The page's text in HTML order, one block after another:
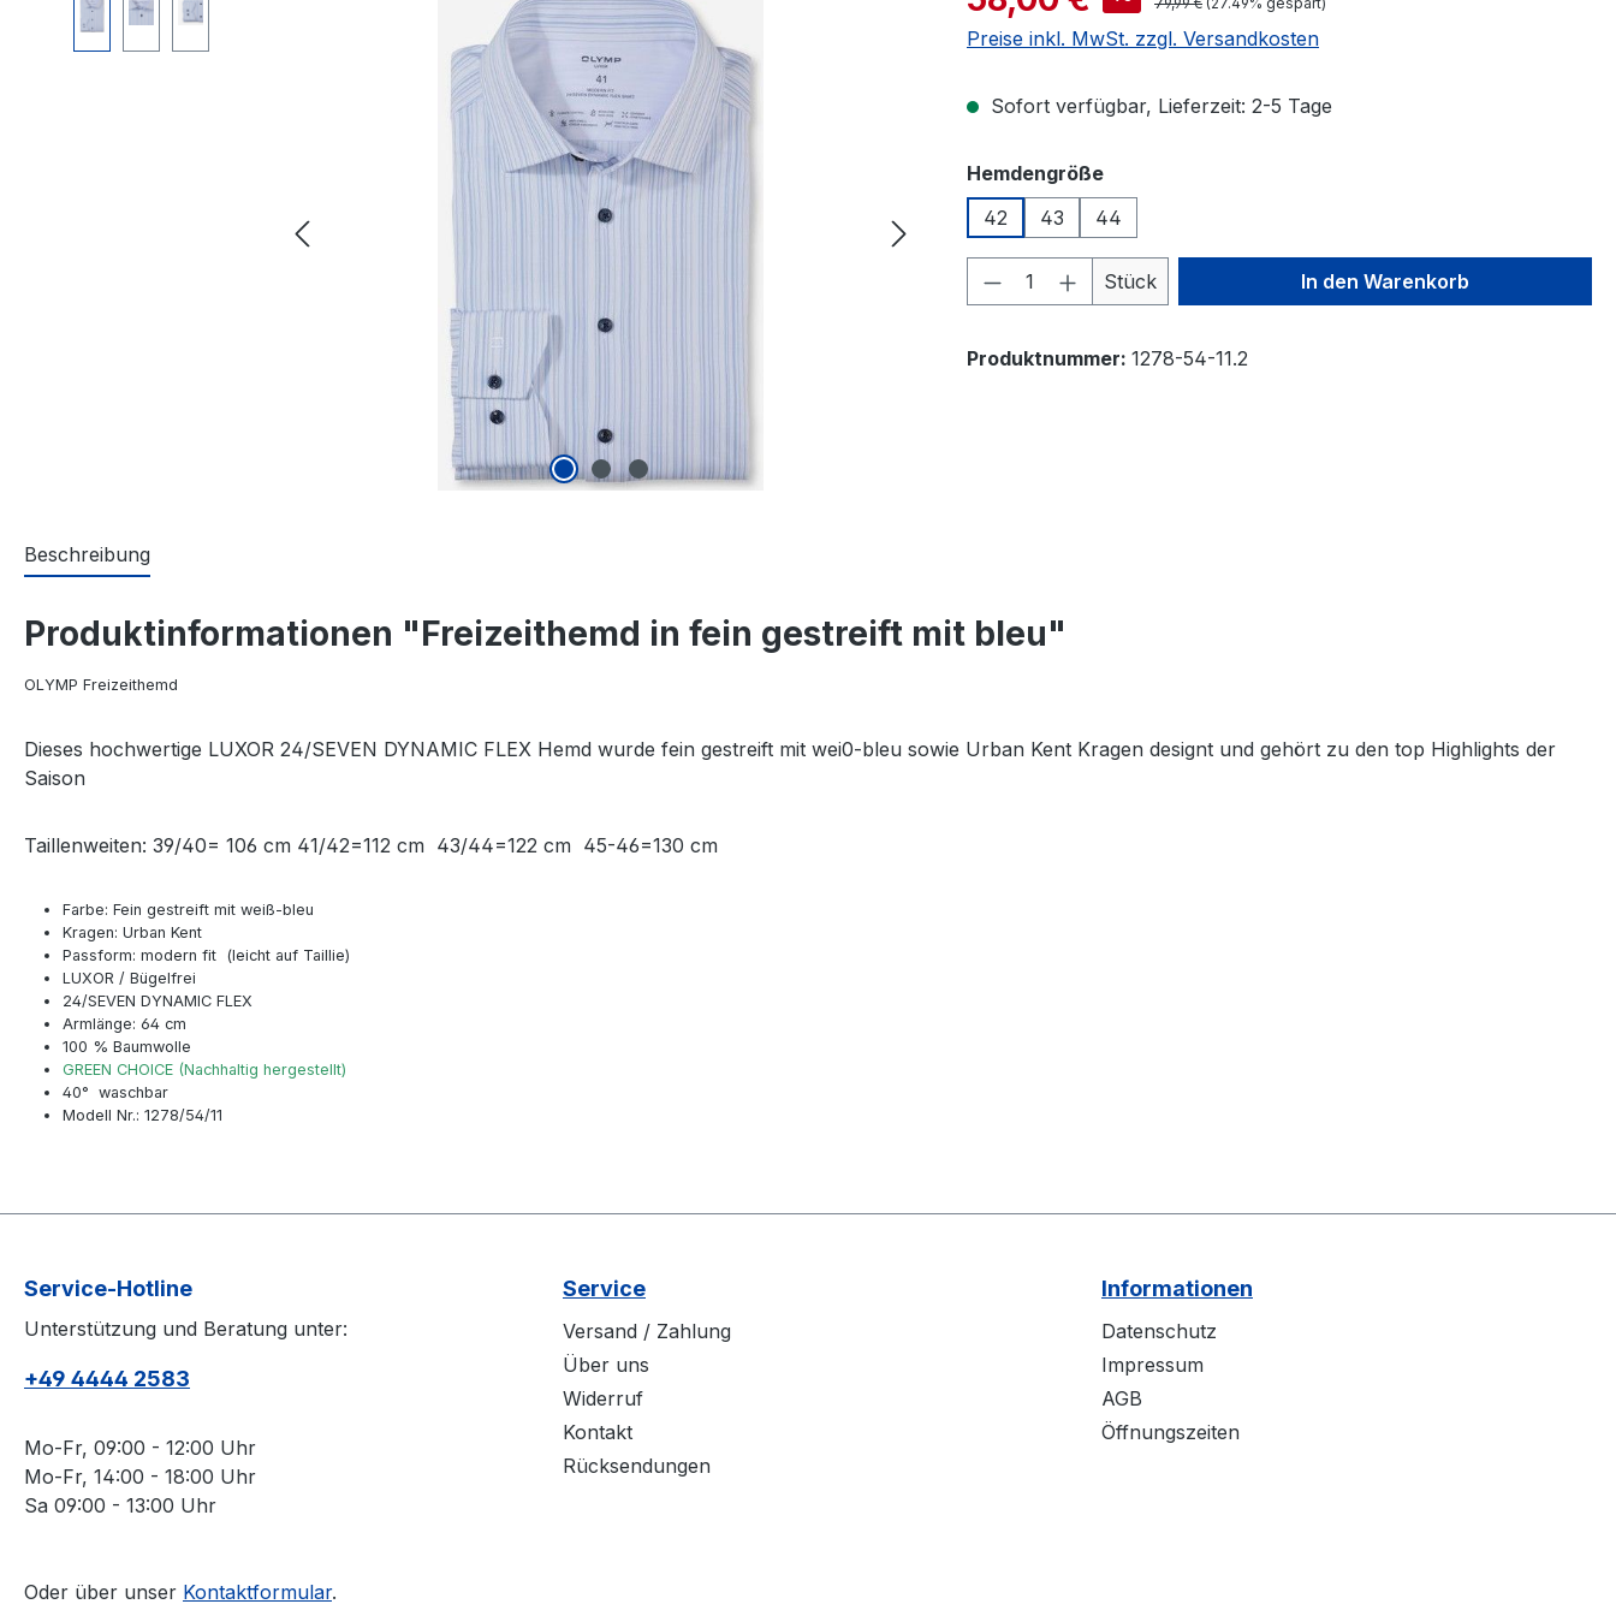
Preise inkl. MwSt. zzgl. Versandkosten
Sofort verfügbar, Lieferzeit: 2-5 Tage
Hemdengrößeauswählen
42
43 44
Produkt Anzahl: Gib den gewünschten Wert
Stück In den Warenkorb
Produktnummer: 1278-54-11.2
Beschreibung
Produktinformationen "Freizeithemd in fein gestreift mit bleu"
OLYMP Freizeithemd
Dieses hochwertige LUXOR 24/SEVEN DYNAMIC FLEX Hemd wurde fein gestreift mit wei0-bleu sowie Urban Kent Kragen designt und gehört zu den top Highlights der
Saison
Taillenweiten: 39/40= 106 cm 41/42=112 cm 43/44=122 cm 45-46=130 cm
Farbe: Fein gestreift mit weiß-bleu
Kragen: Urban Kent
Passform: modern fit (leicht auf Taillie)
LUXOR / Bügelfrei
24/SEVEN DYNAMIC FLEX
Armlänge: 64 cm
100 % Baumwolle
GREEN CHOICE (Nachhaltig hergestellt)
40° waschbar
Modell Nr.: 1278/54/11
Service-Hotline
Unterstützung und Beratung unter:
+49 4444 2583
Mo-Fr, 09:00 - 12:00 Uhr
Mo-Fr, 14:00 - 18:00 Uhr
Sa 09:00 - 13:00 Uhr
Oder über unser Kontaktformular.
Service
Versand / Zahlung
Über uns
Widerruf
Kontakt
Rücksendungen
Informationen
Datenschutz
Impressum
AGB
Öffnungszeiten